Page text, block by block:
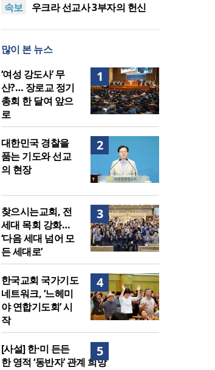
속보
까?
한인 목회자 석방돼
우크라 선교사 3부자의 헌신
지법 시행… 기독교계 강력 반
[최원호 목사의 영혼의 양식 63]
말씀은 같은데 왜 열매는 다를
까?
美 이민구금센터에 억류됐던
한인 목회자 석방돼
많이 본 뉴스
1
‘여성 강도사’ 무
산?… 장로교 정기
총회 한 달여 앞으
로
2
대한민국 경찰을
품는 기도와 선교
의 현장
3
찾으시는교회, 전
세대 목회 강화…
‘다음 세대 넘어 모
든 세대로’
4
한국교회 국가기도
네트워크, ‘느헤미
야 연합기도회’ 시
작
5
[사설] 한·미 든든
한 영적 ‘동반자’ 관계 희망